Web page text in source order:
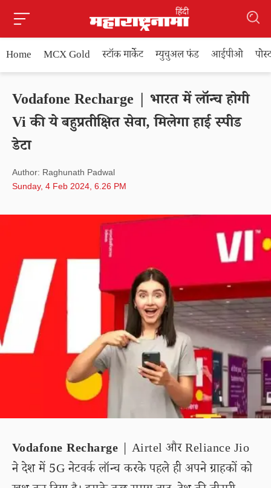
Home MCX Gold स्टॉक मार्केट म्युचुअल फंड आईपीओ
Vodafone Recharge | भारत में लॉन्च होगी
Vi की ये बहुप्रतीक्षित सेवा, मिलेगा हाई स्पीड
डेटा
Author: Raghunath Padwal
Sunday, 4 Feb 2024, 6.26 PM
Vodafone Recharge | Airtel और Reliance Jio
ने देश में 5G नेटवर्क लॉन्च करके पहले ही अपने ग्राहकों को